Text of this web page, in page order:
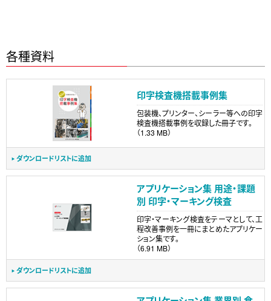
各種資料
印字検査機搭載事例集
包装機、プリンター、シーラー等への印字
検査機搭載事例を収録した冊子です。
（1.33 MB）
ダウンロードリストに追加
アプリケーション集 用途・課題
別 印字・マーキング検査
印字・マーキング検査をテーマとして、工
程改善事例を一冊にまとめたアプリケー
ション集です。
（6.91 MB）
ダウンロードリストに追加